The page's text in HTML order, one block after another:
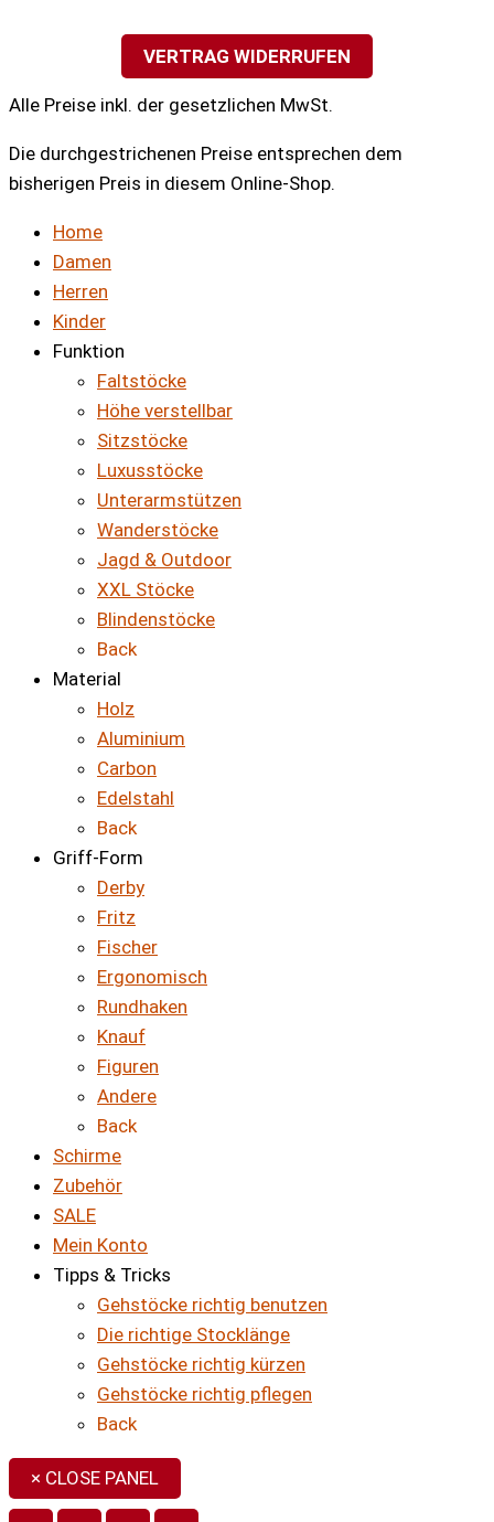
VERTRAG WIDERRUFEN
Alle Preise inkl. der gesetzlichen MwSt.
Die durchgestrichenen Preise entsprechen dem
bisherigen Preis in diesem Online-Shop.
Home
Damen
Herren
Kinder
Funktion
Faltstöcke
Höhe verstellbar
Sitzstöcke
Luxusstöcke
Unterarmstützen
Wanderstöcke
Jagd & Outdoor
XXL Stöcke
Blindenstöcke
Back
Material
Holz
Aluminium
Carbon
Edelstahl
Back
Griff-Form
Derby
Fritz
Fischer
Ergonomisch
Rundhaken
Knauf
Figuren
Andere
Back
Schirme
Zubehör
SALE
Mein Konto
Tipps & Tricks
Gehstöcke richtig benutzen
Die richtige Stocklänge
Gehstöcke richtig kürzen
Gehstöcke richtig pflegen
Back
× CLOSE PANEL